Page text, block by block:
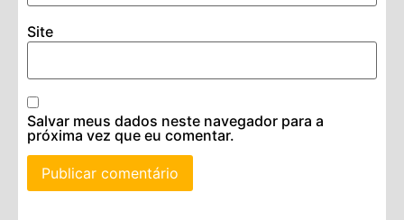
Site
Salvar meus dados neste navegador para a
próxima vez que eu comentar.